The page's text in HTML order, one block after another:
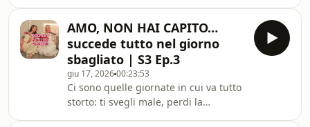
della loro nuova borsa quaranta volte
sperando che qua
innamorarci delle persone sbagliate?
Sulla carta hanno le idee chiarissime,
o forse no: sanno il tipo di uomo che
cercano, i valori che vogliono e il
famoso “uomo ideale” che hanno in
testa. Peccato che, nella realtà, si
ritrovino sempre a vivere storie
AMO, NON HAI CAPITO…
succede tutto nel giorno
sbagliato | S3 Ep.3
giu 17, 202600:23:53
Ci sono quelle giornate in cui va tutto
storto: ti svegli male, perdi la